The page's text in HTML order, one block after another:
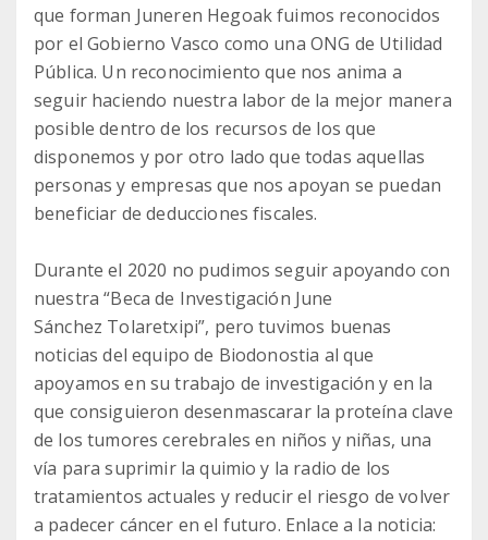
que forman Juneren Hegoak fuimos reconocidos
por el Gobierno Vasco como una ONG de Utilidad
Pública. Un reconocimiento que nos anima a
seguir haciendo nuestra labor de la mejor manera
posible dentro de los recursos de los que
disponemos y por otro lado que todas aquellas
personas y empresas que nos apoyan se puedan
beneficiar de deducciones fiscales.
Durante el 2020 no pudimos seguir apoyando con
nuestra “Beca de Investigación June
Sánchez Tolaretxipi”, pero tuvimos buenas
noticias del equipo de Biodonostia al que
apoyamos en su trabajo de investigación y en la
que consiguieron desenmascarar la proteína clave
de los tumores cerebrales en niños y niñas, una
vía para suprimir la quimio y la radio de los
tratamientos actuales y reducir el riesgo de volver
a padecer cáncer en el futuro. Enlace a la noticia: